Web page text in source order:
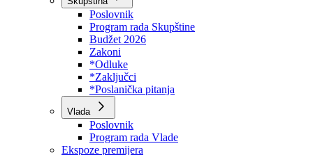
Dokumenti
Skupština
Poslovnik
Program rada Skupštine
Budžet 2026
Zakoni
*Odluke
*Zaključci
*Poslanička pitanja
Vlada